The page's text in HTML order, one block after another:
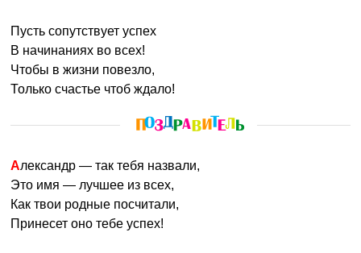
Пусть сопутствует успех
В начинаниях во всех!
Чтобы в жизни повезло,
Только счастье чтоб ждало!
Александр — так тебя назвали,
Это имя — лучшее из всех,
Как твои родные посчитали,
Принесет оно тебе успех!